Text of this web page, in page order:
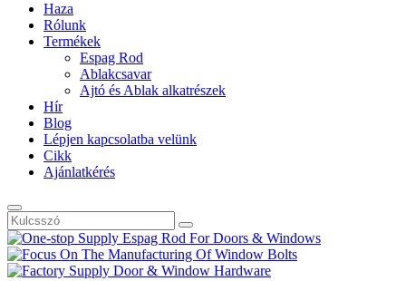
Haza
Rólunk
Termékek
Espag Rod
Ablakcsavar
Ajtó és Ablak alkatrészek
Hír
Blog
Lépjen kapcsolatba velünk
Cikk
Ajánlatkérés